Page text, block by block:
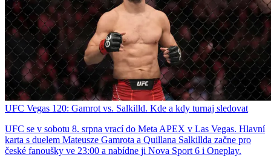
UFC Vegas 120: Gamrot vs. Salkilld. Kde a kdy turnaj sledovat
UFC se v sobotu 8. srpna vrací do Meta APEX v Las Vegas. Hlavní
karta s duelem Mateusze Gamrota a Quillana Salkillda začne pro
české fanoušky ve 23:00 a nabídne ji Nova Sport 6 i Oneplay.